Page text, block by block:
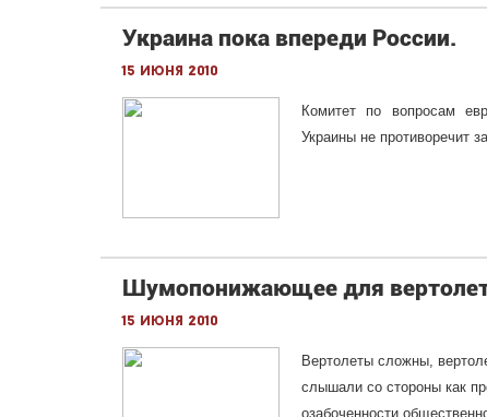
Украина пока впереди России.
15 июня 2010
Комитет по вопросам
Украины не противоречит
Шумопонижающее для
15 июня 2010
Bертолеты сложны,
слышали со стороны как
озабоченности